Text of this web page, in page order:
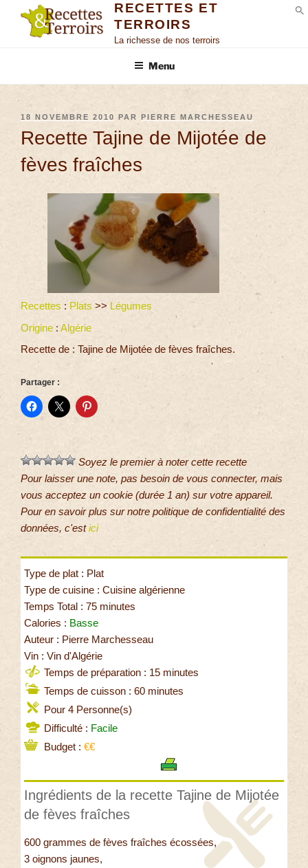
RECETTES ET
TERROIRS
La richesse de nos terroirs
Menu
18 NOVEMBRE 2010 PAR PIERRE MARCHESSEAU
Recette Tajine de Mijotée de
fèves fraîches
Recettes : Plats >> Légumes
Origine : Algérie
Recette de : Tajine de Mijotée de fèves fraîches.
Partager :
Soyez le premier à noter cette recette
Pour laisser une note, pas besoin de vous connecter, mais
vous acceptez un cookie (durée 1 an) sur votre appareil.
Pour en savoir plus sur notre politique de confidentialité des
données, c'estici
Type de plat : Plat
Type de cuisine : Cuisine algérienne
Temps Total : 75 minutes
Calories : Basse
Auteur : Pierre Marchesseau
Vin : Vin d'Algérie
Temps de préparation : 15 minutes
Temps de cuisson : 60 minutes
Pour 4 Personne(s)
Difficulté : Facile
Budget : €€
Ingrédients de la recette Tajine de Mijotée
de fèves fraîches
600 grammes de fèves fraîches écossées,
3 oignons jaunes,